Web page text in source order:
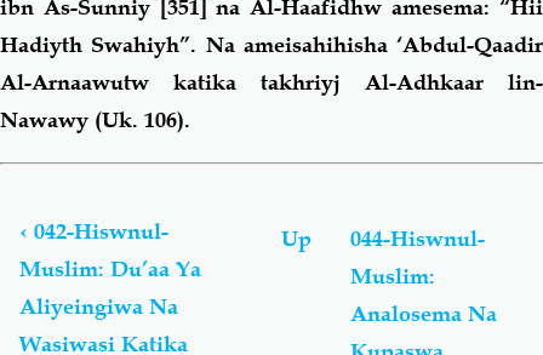
ibn As-Sunniy [351] na Al-Haafidhw amesema: “Hii
Hadiyth Swahiyh”. Na ameisahihisha ‘Abdul-Qaadir
Al-Arnaawutw katika takhriyj Al-Adhkaar lin-
Nawawy (Uk. 106).
links
for
Hiswnul-
Muslim:
Du’aa
‹ 042-Hiswnul-
Muslim: Du’aa Ya
Aliyeingiwa Na
Wasiwasi Katika
Up
044-Hiswnul-
Muslim:
Analosema Na